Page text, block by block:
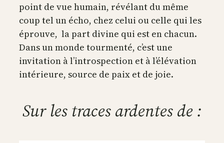
point de vue humain, révélant du même
coup tel un écho, chez celui ou celle qui les
éprouve, la part divine qui est en chacun.
Dans un monde tourmenté, c’est une
invitation à l’introspection et à l’élévation
intérieure, source de paix et de joie.
Sur les traces ardentes de :